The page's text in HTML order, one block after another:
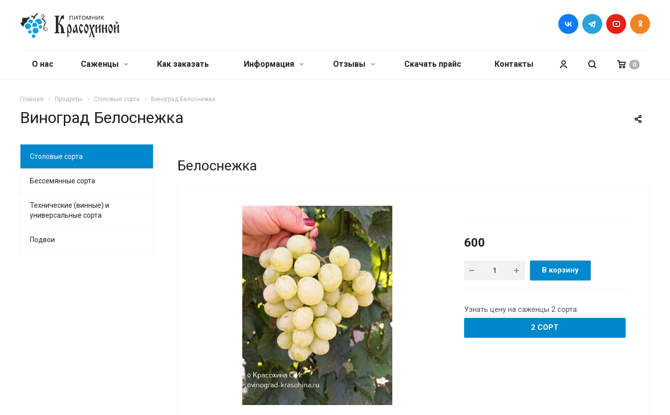
0
О нас Саженцы Как заказать Информация Отзывы Cкачать прайс Контакты
Главная Продукты Столовые сорта Виноград Белоснежка
Виноград Белоснежка
Белоснежка
600
В корзину
Узнать цену на саженцы 2 сорта:
2 СОРТ
Столовые сорта
Бессемянные сорта
Технические (винные) и
универсальные сорта
Подвои